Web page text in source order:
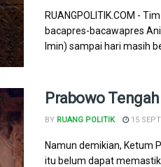
RUANGPOLITIK.COM -
bacapres-bacawapres
Imin) sampai hari masih
Prabowo
BY RUANG POLITIK 15
Namun demikian, Ketum
itu belum dapat